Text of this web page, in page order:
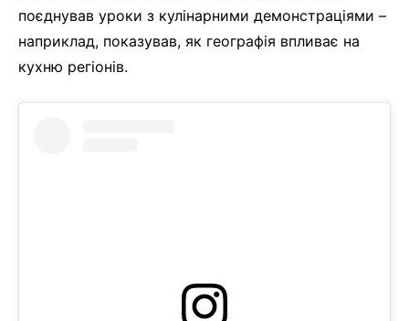
поєднував уроки з кулінарними демонстраціями –
наприклад, показував, як географія впливає на
кухню регіонів.